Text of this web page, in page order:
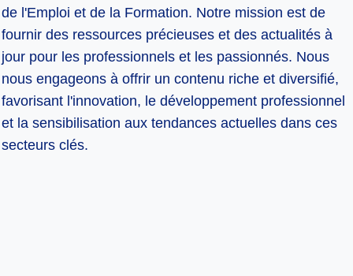
de l'Emploi et de la Formation. Notre mission est de
fournir des ressources précieuses et des actualités à
jour pour les professionnels et les passionnés. Nous
nous engageons à offrir un contenu riche et diversifié,
favorisant l'innovation, le développement professionnel
et la sensibilisation aux tendances actuelles dans ces
secteurs clés.